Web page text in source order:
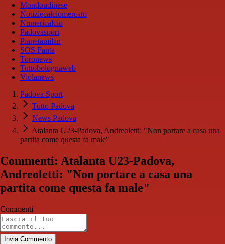
Mondoudinese
Notiziecalciomercato
Numericalcio
Padovasport
Pianetamilan
SOS Fanta
Toronews
Tuttobolognaweb
Violanews
Padova Sport
Tutto Padova
News Padova
Atalanta U23-Padova, Andreoletti: "Non portare a casa una
partita come questa fa male"
Commenti: Atalanta U23-Padova,
Andreoletti: "Non portare a casa una
partita come questa fa male"
Commenti
Invia Commento